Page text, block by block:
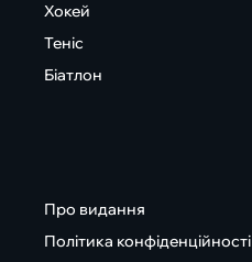
Хокей
Теніс
Біатлон
Про видання
Політика конфіденційності